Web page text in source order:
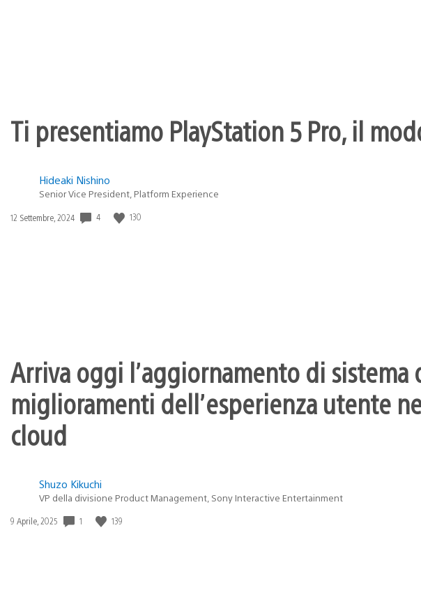
Ti presentiamo PlayStation 5 Pro, il
Hideaki Nishino
Senior Vice President, Platform Experience
Data
12 Settembre, 2024 4 130
Arriva oggi l’aggiornamento di
miglioramenti dell’esperienza utente
cloud
Shuzo Kikuchi
VP della divisione Product Management, Sony Interactive Entertainment
Data
9 Aprile, 2025 1 139